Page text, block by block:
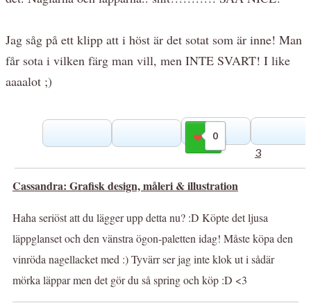
Jag såg på ett klipp att i höst är det sotat som är inne! Man
får sota i vilken färg man vill, men INTE SVART! I like
aaaalot ;)
0
Gilla
3
Cassandra: Grafisk design, måleri & illustration
Haha seriöst att du lägger upp detta nu? :D Köpte det ljusa
läppglanset och den vänstra ögon-paletten idag! Måste köpa den
vinröda nagellacket med :) Tyvärr ser jag inte klok ut i sådär
mörka läppar men det gör du så spring och köp :D <3